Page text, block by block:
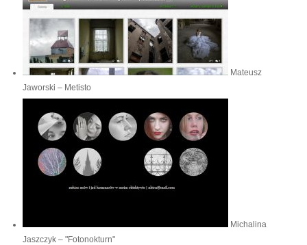
Mateusz
Jaworski – Metisto
Michalina
Jaszczyk – "Fotonokturn"